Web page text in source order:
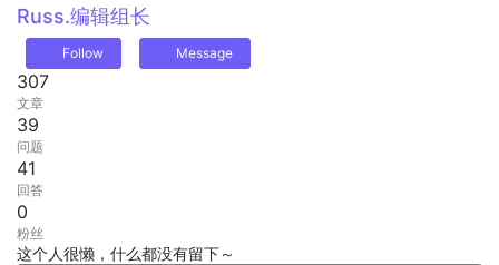
Russ.编辑组长
Follow Message
307
文章
39
问题
41
回答
0
粉丝
这个人很懒，什么都没有留下～